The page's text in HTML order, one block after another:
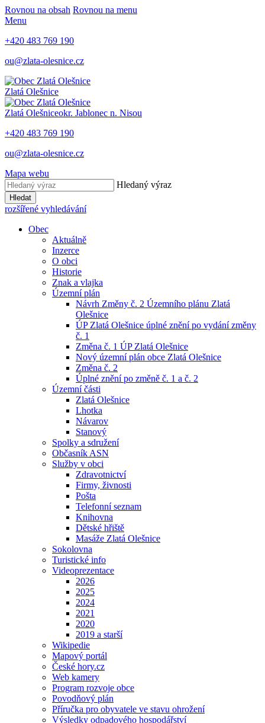
Rovnou na obsah Rovnou na menu
Menu
+420 483 769 190
ou@zlata-olesnice.cz
Zlatá Olešnice
Zlatá Olešniceokr. Jablonec n. Nisou
+420 483 769 190
ou@zlata-olesnice.cz
Mapa webu
Hledaný výraz
Hledat
rozšířené vyhledávání
Obec
Aktuálně
Inzerce
O obci
Historie
Znak a vlajka
Územní plán
Návrh Změny č. 2 Územního plánu Zlatá
Olešnice
ÚP Zlatá Olešnice úplné znění po vydání změny
č. 1
Změna č. 1 ÚP Zlatá Olešnice
Nový územní plán obce Zlatá Olešnice
Změna č. 2
Úplné znění po změně č. 1 a č. 2
Územní části
Zlatá Olešnice
Lhotka
Návarov
Stanový
Spolky a sdružení
Občasník ASN
Služby v obci
Zdravotnictví
Firmy, živnosti
Pošta
Telefonní seznam
Knihovna
Dětské hřiště
Masáže Zlatá Olešnice
Sokolovna
Turistické info
Videoprezentace
2026
2025
2024
2021
2020
2019 a starší
Wikipedie
Mapový portál
České hory.cz
Web kamery
Program rozvoje obce
Povodňový plán
Příručka pro obyvatele ve stavu ohrožení
Výsledky odpadového hospodářství